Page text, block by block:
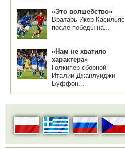
«Это волшебство»
Вратарь Икер Касильяс
после победы на...
«Нам не хватило
характера»
Голкипер сборной
Италии Джанлуиджи
Буффон...